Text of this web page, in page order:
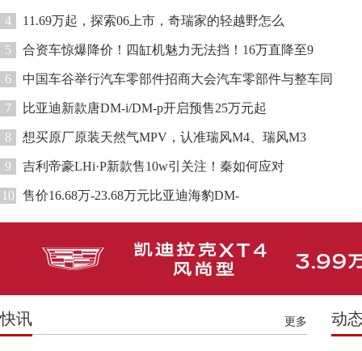
4 11.69万起，探索06上市，奇瑞家的轻越野怎么
5 合资车惊爆降价！四缸机魅力无法挡！16万直降至9
6 中国车谷举行汽车零部件招商大会汽车零部件与整车同
7 比亚迪新款唐DM-i/DM-p开启预售25万元起
8 想买原厂原装天然气MPV，认准瑞风M4、瑞风M3
9 吉利帝豪LHi·P新款售10w引关注！秦如何应对
10 售价16.68万-23.68万元比亚迪海豹DM-
快讯 更多 动